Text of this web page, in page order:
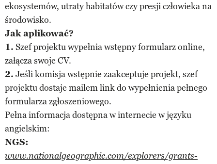
ekosystemów, utraty habitatów czy presji człowieka na
środowisko.
Jak aplikować?
1. Szef projektu wypełnia wstępny formularz online,
załącza swoje CV.
2. Jeśli komisja wstępnie zaakceptuje projekt, szef
projektu dostaje mailem link do wypełnienia pełnego
formularza zgłoszeniowego.
Pełna informacja dostępna w internecie w języku
angielskim:
NGS:
www.nationalgeographic.com/explorers/grants-